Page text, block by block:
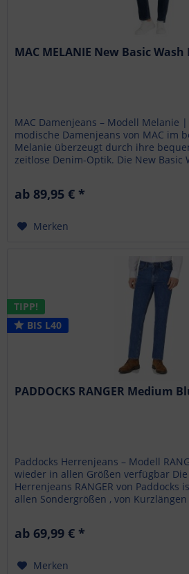
MAC MELANIE New Basic
MAC Damenjeans – Modell Melanie
modische Damenjeans von MAC im
Melanie überzeugt durch ihre
zeitlose Denim-Optik. Die New Basic
ab 89,95 € *
Merken
TIPP!
BIS L40
PADDOCKS RANGER Medium
Paddocks Herrenjeans – Modell
wieder in allen Größen verfügbar Die
Herrenjeans RANGER von Paddocks
allen Sondergrößen , von
ab 69,99 € *
Merken